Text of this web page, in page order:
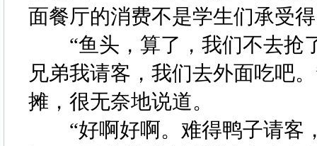
面餐厅的消费不是学生们承受
“鱼头，算了，我们不去抢
兄弟我请客，我们去外面吃吧
摊，很无奈地说道。
“好啊好啊。难得鸭子请客